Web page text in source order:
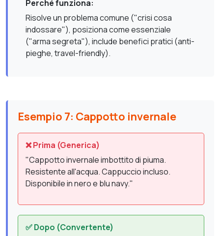
Perché funziona:
Risolve un problema comune ("crisi cosa
indossare"), posiziona come essenziale
("arma segreta"), include benefici pratici (anti-
pieghe, travel-friendly).
Esempio 7: Cappotto invernale
❌ Prima (Generica)
"Cappotto invernale imbottito di piuma.
Resistente all'acqua. Cappuccio incluso.
Disponibile in nero e blu navy."
✅ Dopo (Convertente)